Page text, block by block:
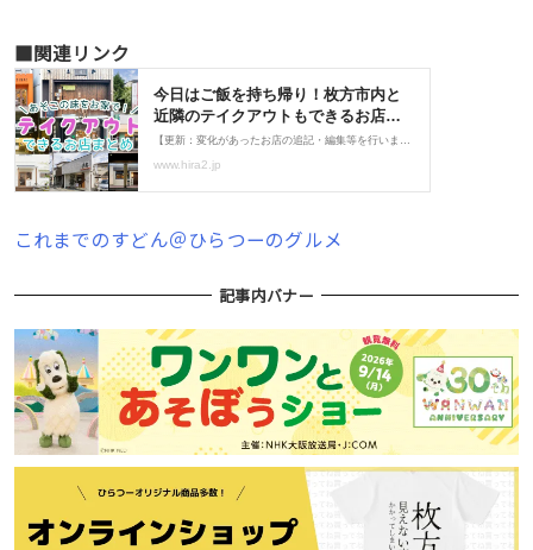
■関連リンク
これまでのすどん＠ひらつーのグルメ
記事内バナー